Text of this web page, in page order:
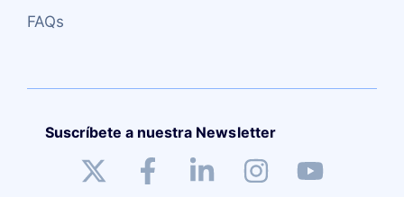
FAQs
Suscríbete a nuestra Newsletter